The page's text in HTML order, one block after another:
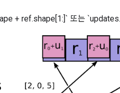
+ ref.shape[1:]` 또는